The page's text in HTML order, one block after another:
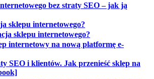
bez straty SEO – jak ją
sklepu internetowego?
sklepu internetowego?
internetowy na nową platformę e-
SEO i klientów. Jak przenieść sklep na